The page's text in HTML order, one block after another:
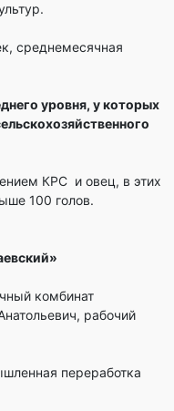
среднемесячная
уровня, у которых
КРС и овец, в этих
100 голов.
комбинат
рабочий
переработка